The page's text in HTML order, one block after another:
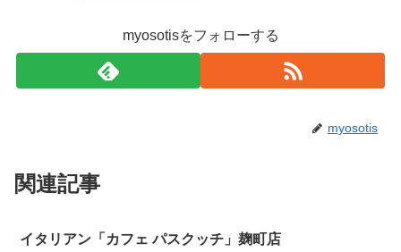
myosotisをフォローする
myosotis
関連記事
イタリアン「カフェ パスクッチ」麹町店